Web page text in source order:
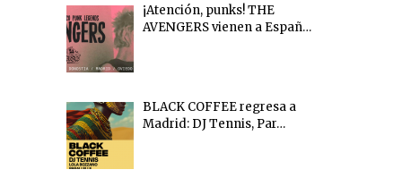
¡Atención, punks! THE
AVENGERS vienen a Españ…
BLACK COFFEE regresa a
Madrid: DJ Tennis, Par…